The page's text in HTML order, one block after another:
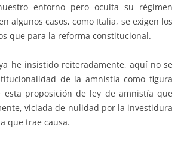
entorno pero oculta su régimen
algunos casos, como Italia, se exigen los
que para la reforma constitucional.
he insistido reiteradamente, aquí no se
de la amnistía como figura
esta proposición de ley de amnistía que
viciada de nulidad por la investidura
que trae causa.